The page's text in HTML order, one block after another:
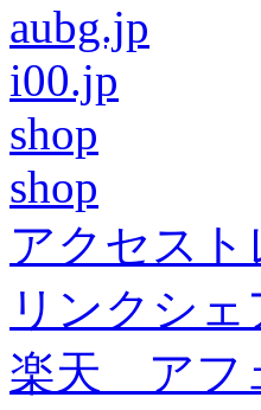
aubg.jp
i00.jp
shop
shop
アクセス
リンクシ
楽天 アフ